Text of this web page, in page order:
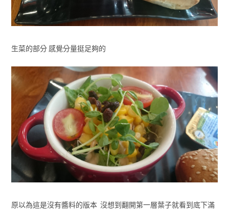
生菜的部分 感覺分量挺足夠的
原以為這是沒有醬料的版本 沒想到翻開第一層葉子就看到底下滿